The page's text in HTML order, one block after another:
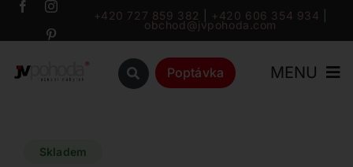
Přeskočit
+420 727 859 382 +420 606 354 934
obchod@jvpohoda.com
Poptávka MENU
Skladem